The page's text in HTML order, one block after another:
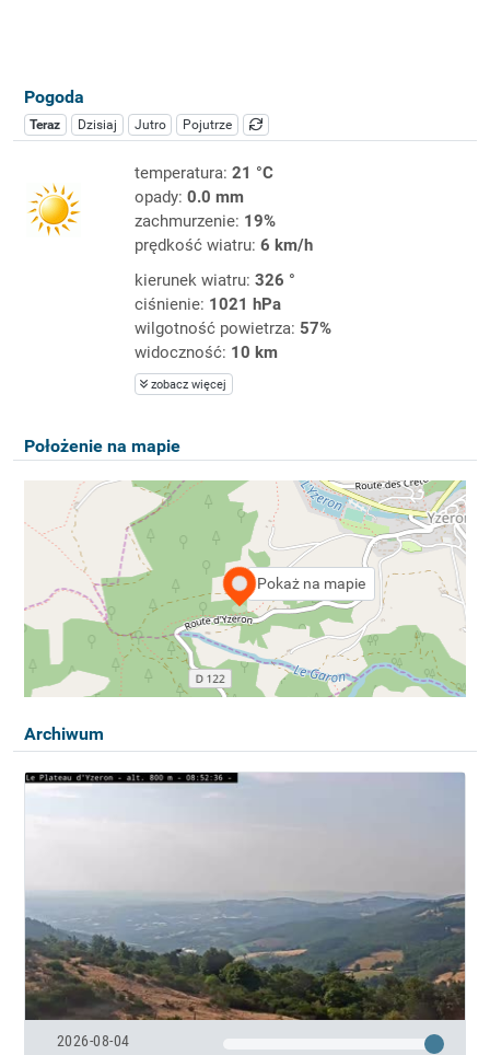
Pogoda
Teraz Dzisiaj Jutro Pojutrze
temperatura: 21 °C
opady: 0.0 mm
zachmurzenie: 19%
prędkość wiatru: 6 km/h
kierunek wiatru: 326 °
ciśnienie: 1021 hPa
wilgotność powietrza: 57%
widoczność: 10 km
zobacz więcej
Położenie na mapie
Pokaż na mapie
Archiwum
2026-08-04